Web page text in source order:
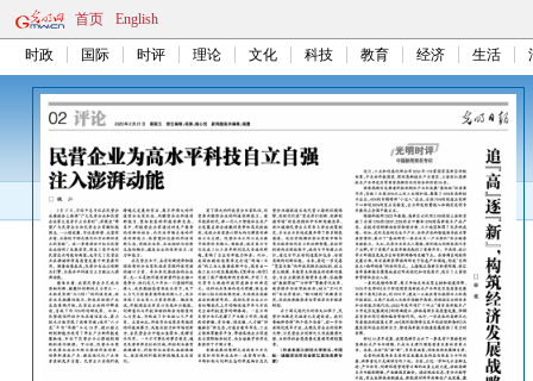
首页 English
时政 国际 时评 理论 文化 科技 教育 经济 生活